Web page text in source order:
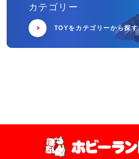
カテゴリー
TOYをカテゴリーから探す